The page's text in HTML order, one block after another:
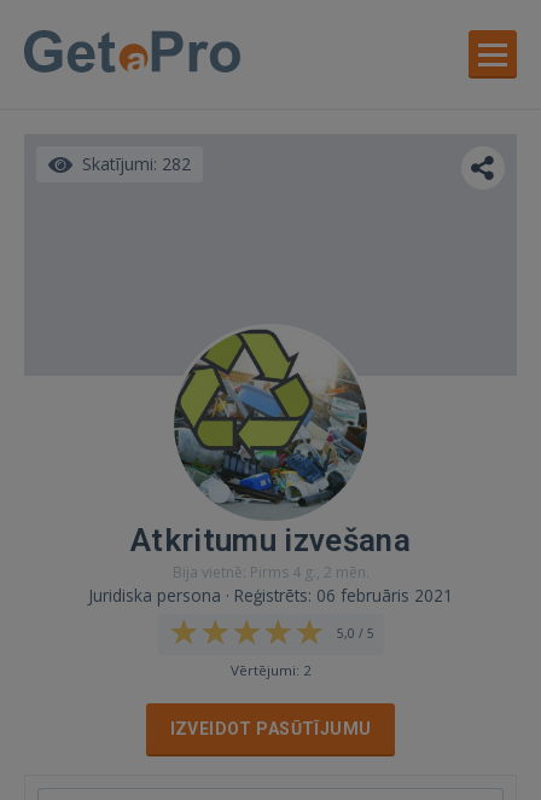
Skatījumi: 282
Atkritumu izvešana
Bija vietnē: Pirms 4 g., 2 mēn.
Juridiska persona · Reģistrēts: 06 februāris 2021
5,0 / 5
Vērtējumi: 2
IZVEIDOT PASŪTĪJUMU